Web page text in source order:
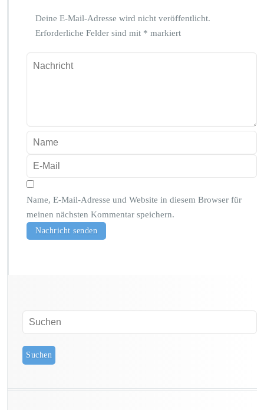
Deine E-Mail-Adresse wird nicht veröffentlicht.
Erforderliche Felder sind mit * markiert
Name, E-Mail-Adresse und Website in diesem Browser für
meinen nächsten Kommentar speichern.